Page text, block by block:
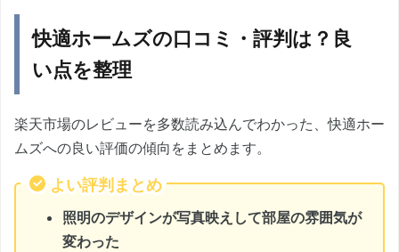
快適ホームズの口コミ・評判は？良
い点を整理
楽天市場のレビューを多数読み込んでわかった、快適ホー
ムズへの良い評価の傾向をまとめます。
よい評判まとめ
照明のデザインが写真映えして部屋の雰囲気が
変わった